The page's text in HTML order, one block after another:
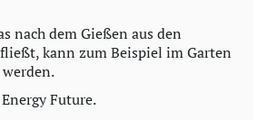
nach dem Gießen aus den
kann zum Beispiel im Garten
Future.